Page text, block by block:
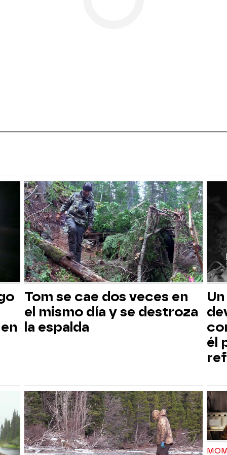
Tom se cae dos veces en
el mismo día y se destroza
la espalda
él